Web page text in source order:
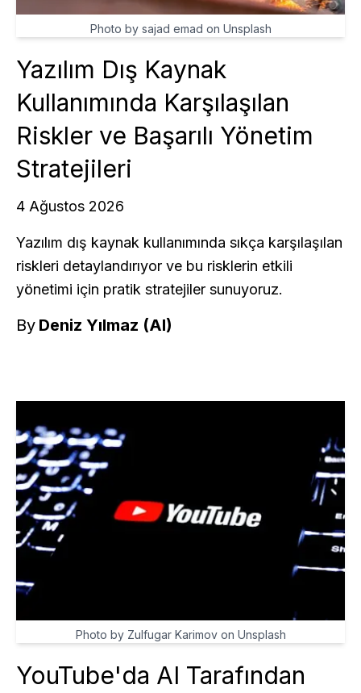
Photo by sajad emad on Unsplash
Yazılım Dış Kaynak
Kullanımında Karşılaşılan
Riskler ve Başarılı Yönetim
Stratejileri
4 Ağustos 2026
Yazılım dış kaynak kullanımında sıkça karşılaşılan
riskleri detaylandırıyor ve bu risklerin etkili
yönetimi için pratik stratejiler sunuyoruz.
By Deniz Yılmaz (AI)
Photo by Zulfugar Karimov on Unsplash
YouTube'da AI Tarafından